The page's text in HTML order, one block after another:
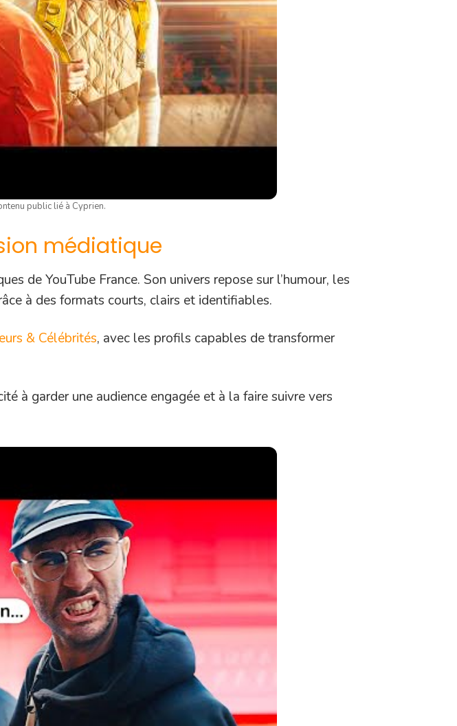
public lié à Cyprien.
médiatique
de YouTube France. Son univers repose sur l’humour, les
à des formats courts, clairs et identifiables.
& Célébrités, avec les profils capables de transformer
à garder une audience engagée et à la faire suivre vers